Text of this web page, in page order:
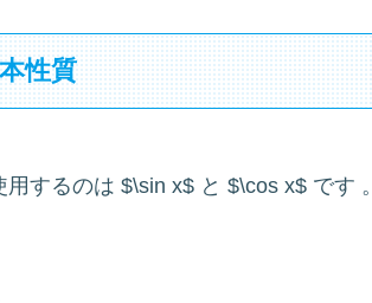
性質
するのは $\sin x$ と $\cos x$ です 。